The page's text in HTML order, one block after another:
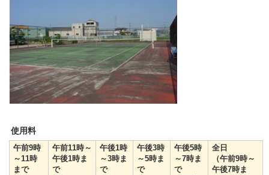
使用料
午前9時
～11時
まで
午前11時～
午後1時ま
で
午後1時
～3時ま
で
午後3時
～5時ま
で
午後5時
～7時ま
で
全日
（午前9時～
午後7時ま